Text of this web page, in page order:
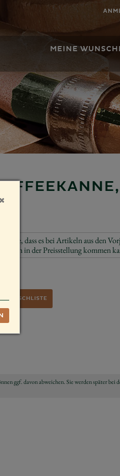
MEINE
Sie, dass es bei Artikeln aus den
in der Preisstellung kommen
WUNSCHLISTE
ggf. davon abweichen. Sie werden später bei